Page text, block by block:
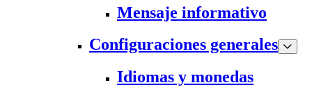
Mensaje informativo
Configuraciones generales
Idiomas y monedas